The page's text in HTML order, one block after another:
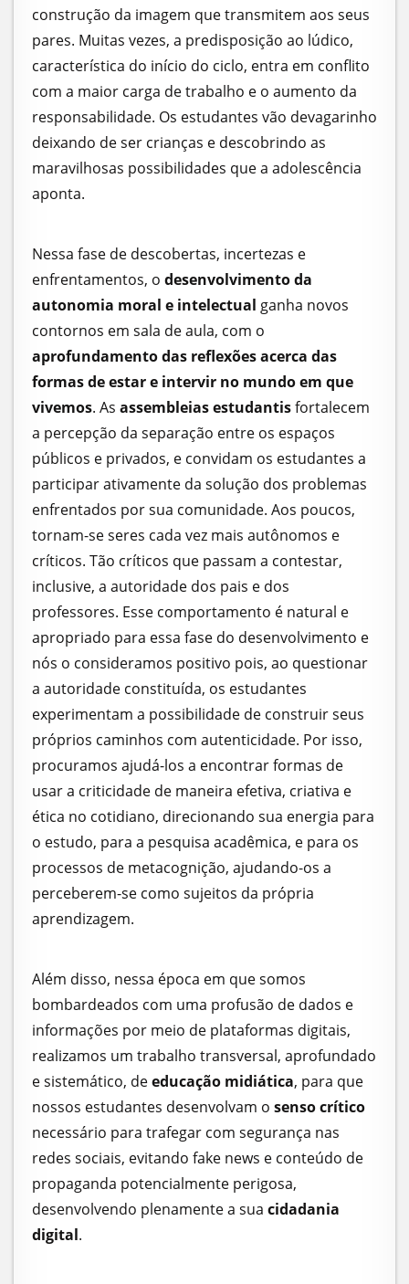
construção da imagem que transmitem aos seus
pares. Muitas vezes, a predisposição ao lúdico,
característica do início do ciclo, entra em conflito
com a maior carga de trabalho e o aumento da
responsabilidade. Os estudantes vão devagarinho
deixando de ser crianças e descobrindo as
maravilhosas possibilidades que a adolescência
aponta.
Nessa fase de descobertas, incertezas e
enfrentamentos, o desenvolvimento da
autonomia moral e intelectual ganha novos
contornos em sala de aula, com o
aprofundamento das reflexões acerca das
formas de estar e intervir no mundo em que
vivemos. As assembleias estudantisfortalecem
a percepção da separação entre os espaços
públicos e privados, e convidam os estudantes a
participar ativamente da solução dos problemas
enfrentados por sua comunidade. Aos poucos,
tornam-se seres cada vez mais autônomos e
críticos. Tão críticos que passam a contestar,
inclusive, a autoridade dos pais e dos
professores. Esse comportamento é natural e
apropriado para essa fase do desenvolvimento e
nós o consideramos positivo pois, ao questionar
a autoridade constituída, os estudantes
experimentam a possibilidade de construir seus
próprios caminhos com autenticidade. Por isso,
procuramos ajudá-los a encontrar formas de
usar a criticidade de maneira efetiva, criativa e
ética no cotidiano, direcionando sua energia para
o estudo, para a pesquisa acadêmica, e para os
processos de metacognição, ajudando-os a
perceberem-se como sujeitos da própria
aprendizagem.
Além disso, nessa época em que somos
bombardeados com uma profusão de dados e
informações por meio de plataformas digitais,
realizamos um trabalho transversal, aprofundado
e sistemático, deeducação midiática, para que
nossos estudantes desenvolvam o senso crítico
necessário para trafegar com segurança nas
redes sociais, evitando fake news e conteúdo de
propaganda potencialmente perigosa,
desenvolvendo plenamente a sua cidadania
digital.